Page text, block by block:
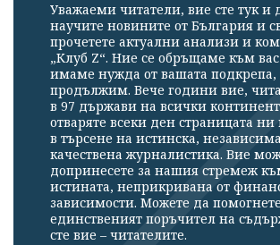
Уважаеми читатели, вие сте тук и
научите новините от България и
прочетете актуални анализи и
„Клуб Z“. Ние се обръщаме към
имаме нужда от вашата подкрепа,
продължим. Вече години вие,
в 97 държави на всички
отваряте всеки ден страницата ни
в търсене на истинска,
качествена журналистика. Вие
допринесете за нашия стремеж
истината, неприкривана от
зависимости. Можете да помогнете
единственият поръчител на
сте вие – читателите.